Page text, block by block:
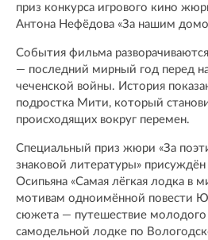
приз конкурса игрового кино
Антона Нефёдова «За нашим
События фильма
— последний мирный год перед
чеченской войны. История
подростка Мити, который
происходящих вокруг перемен.
Специальный приз жюри «За
знаковой литературы»
Осипьяна «Самая лёгкая лодка в
мотивам одноимённой повести
сюжета — путешествие молодого
самодельной лодке по